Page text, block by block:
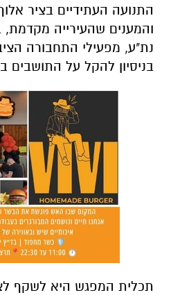
התנועה העתידיים בציר
והמענים שהעירייה
נת"ע, מפעילי התחבורה
בניסיון להקל על התושבים
תכלית המפגש היא לשקף